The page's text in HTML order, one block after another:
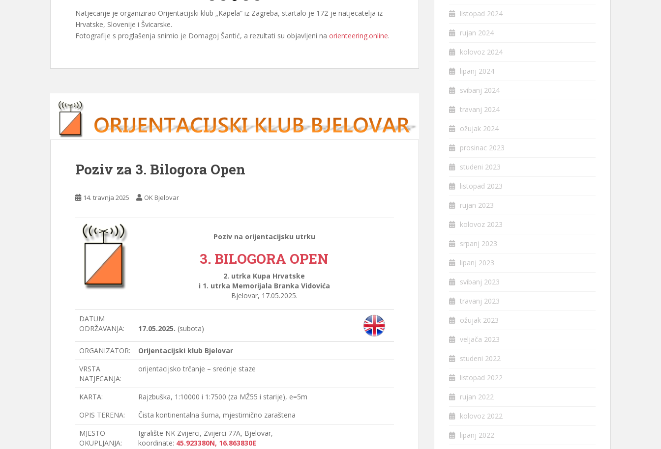
Natjecanje je organizirao Orijentacijski klub „Kapela“ iz Zagreba, startalo je 172-je natjecatelja iz
Hrvatske, Slovenije i Švicarske.
Fotografije s proglašenja snimio je Domagoj Šantić, a rezultati su objavljeni na orienteering.online.
Poziv za 3. Bilogora Open
14. travnja 2025 OK Bjelovar
Poziv na orijentacijsku utrku
3. BILOGORA OPEN
2. utrka Kupa Hrvatske
i 1. utrka Memorijala Branka Vidovića
Bjelovar, 17.05.2025.
DATUM
ODRŽAVANJA:
17.05.2025. (subota)
ORGANIZATOR:
Orijentacijski klub Bjelovar
VRSTA
NATJECANJA:
orijentacijsko trčanje – srednje staze
KARTA:
Rajzbuška, 1:10000 i 1:7500 (za MŽ55 i starije), e=5m
OPIS TERENA:
Čista kontinentalna šuma, mjestimično zaraštena
MJESTO
OKUPLJANJA:
Igralište NK Zvijerci, Zvijerci 77A, Bjelovar,
koordinate: 45.923380N, 16.863830E
listopad 2024
rujan 2024
kolovoz 2024
lipanj 2024
svibanj 2024
travanj 2024
ožujak 2024
prosinac 2023
studeni 2023
listopad 2023
rujan 2023
kolovoz 2023
srpanj 2023
lipanj 2023
svibanj 2023
travanj 2023
ožujak 2023
veljača 2023
studeni 2022
listopad 2022
rujan 2022
kolovoz 2022
lipanj 2022